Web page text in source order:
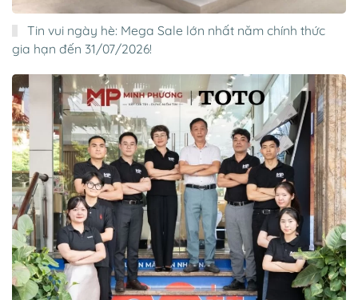
Tin vui ngày hè: Mega Sale lớn nhất năm chính thức
gia hạn đến 31/07/2026!